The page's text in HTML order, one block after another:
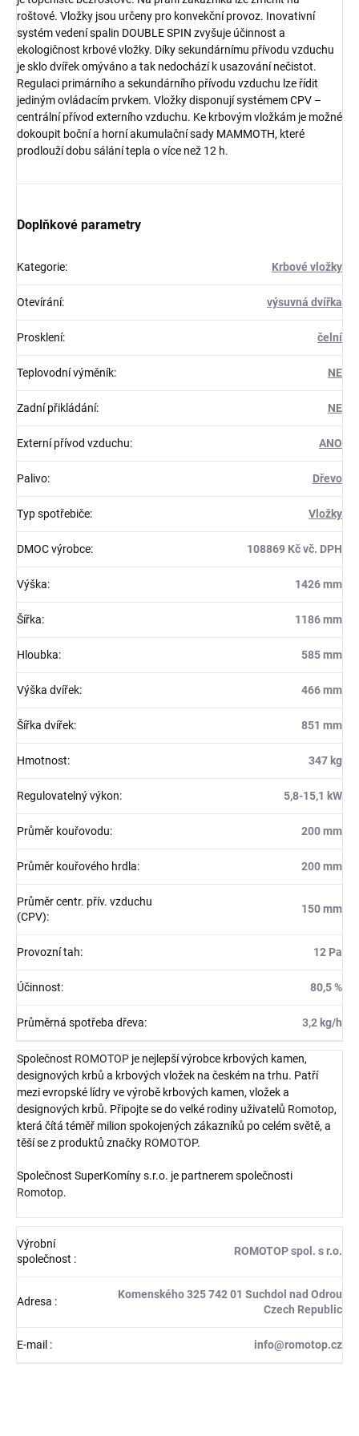
roštové. Vložky jsou určeny pro konvekční provoz. Inovativní
systém vedení spalin DOUBLE SPIN zvyšuje účinnost a
ekologičnost krbové vložky. Díky sekundárnímu přívodu vzduchu
je sklo dvířek omýváno a tak nedochází k usazování nečistot.
Regulaci primárního a sekundárního přívodu vzduchu lze řídit
jediným ovládacím prvkem. Vložky disponují systémem CPV –
centrální přívod externího vzduchu. Ke krbovým vložkám je možné
dokoupit boční a horní akumulační sady MAMMOTH, které
prodlouží dobu sálání tepla o více než 12 h.
Doplňkové parametry
Kategorie: Krbové vložky
Otevírání: výsuvná dvířka
Prosklení: čelní
Teplovodní výměník: NE
Zadní přikládání: NE
Externí přívod vzduchu: ANO
Palivo: Dřevo
Typ spotřebiče: Vložky
DMOC výrobce: 108869 Kč vč. DPH
Výška: 1426 mm
Šířka: 1186 mm
Hloubka: 585 mm
Výška dvířek: 466 mm
Šířka dvířek: 851 mm
Hmotnost: 347 kg
Regulovatelný výkon: 5,8-15,1 kW
Průměr kouřovodu: 200 mm
Průměr kouřového hrdla: 200 mm
Průměr centr. přív. vzduchu
(CPV):
150 mm
Provozní tah: 12 Pa
Účinnost: 80,5 %
Průměrná spotřeba dřeva: 3,2 kg/h
Společnost ROMOTOP je nejlepší výrobce krbových kamen,
designových krbů a krbových vložek na českém na trhu. Patří
mezi evropské lídry ve výrobě krbových kamen, vložek a
designových krbů. Připojte se do velké rodiny uživatelů Romotop,
která čítá téměř milion spokojených zákazníků po celém světě, a
těší se z produktů značky ROMOTOP.
Společnost SuperKomíny s.r.o. je partnerem společnosti
Romotop.
Výrobní
společnost :
ROMOTOP spol. s r.o.
Adresa :
Komenského 325 742 01 Suchdol nad Odrou
Czech Republic
E-mail : info@romotop.cz